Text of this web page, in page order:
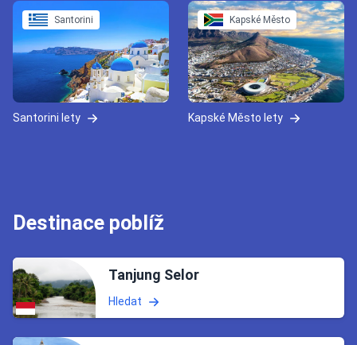
Santorini
Santorini lety
Kapské Město
Kapské Město lety
Destinace poblíž
Tanjung Selor
Hledat